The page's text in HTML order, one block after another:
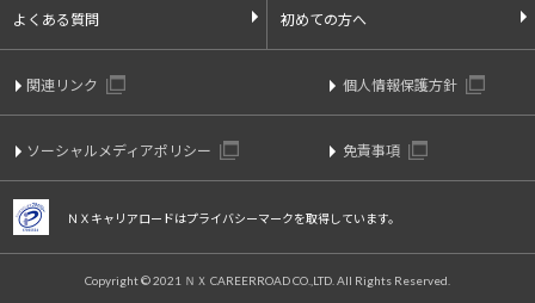
よくある質問 初めての方へ
関連リンク 個人情報保護方針
ソーシャルメディアポリシー 免責事項
ＮＸキャリアロードはプライバシーマークを取得しています。
Copyright © 2021 ＮＸ CAREERROAD CO.,LTD. All Rights Reserved.